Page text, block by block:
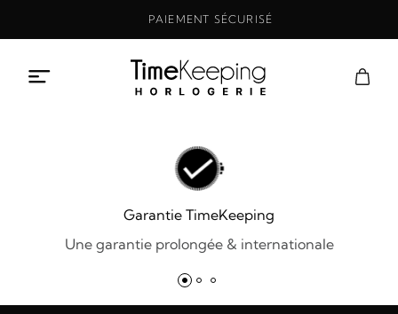
PAIEMENT SÉCURISÉ
Garantie TimeKeeping
Une garantie prolongée & internationale